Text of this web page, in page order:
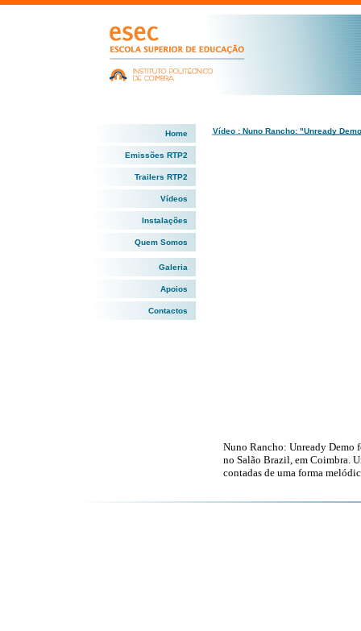
Home
Emissões RTP2
Trailers RTP2
Vídeos
Instalações
Quem Somos
Galeria
Apoios
Contactos
Vídeo : Nuno Rancho: "Unready
Nuno Rancho: Unready Demo
no Salão Brazil, em Coimbra.
contadas de uma forma